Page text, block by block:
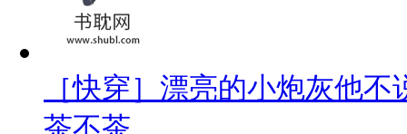
［快穿］漂亮的小炮灰他不